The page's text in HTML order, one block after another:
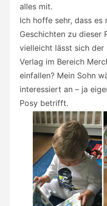
alles mit.
Ich hoffe sehr, dass
Geschichten zu dieser
vielleicht lässt sich der
Verlag im Bereich
einfallen? Mein Sohn
interessiert an – ja
Posy betrifft.